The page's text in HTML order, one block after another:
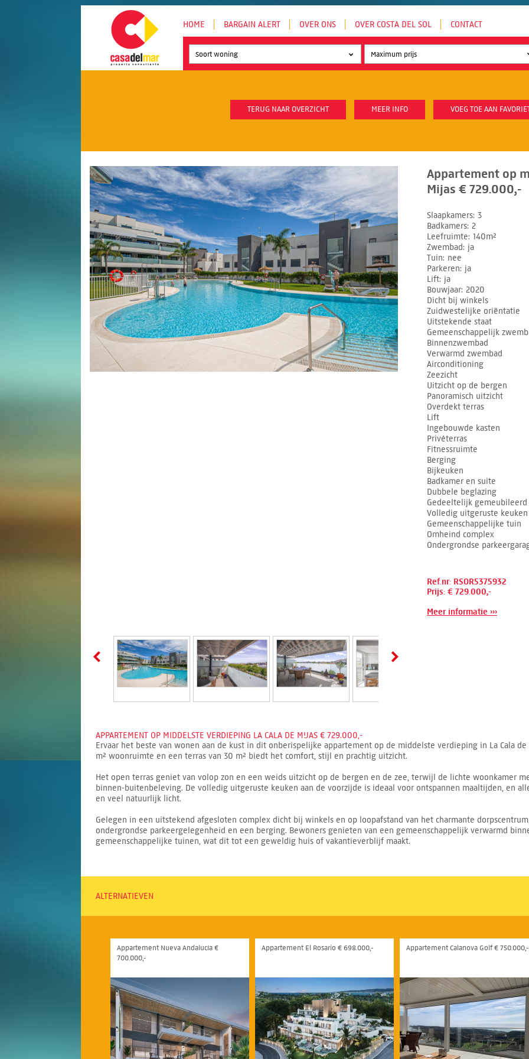
HOME BARGAIN ALERT OVER ONS OVER COSTA DEL SOL CONTACT
Soort woning
TERUG NAAR OVERZICHT MEER INFO VOEG TOE AAN
Appartement op
Mijas € 729.000,-
Slaapkamers 3
Badkamers 2
Leefruimte 140m²
Zwembad
ja
Tuin nee
Parkeren ja
Lift ja
Bouwjaar 2020
Dicht bij winkels
Zuidwestelijke oriëntatie
Uitstekende staat
Gemeenschappelijk
Binnenzwembad
Verwarmd zwembad
Airconditioning
Zeezicht
Uitzicht op de bergen
Panoramisch uitzicht
Overdekt terras
Lift
Ingebouwde kasten
Privéterras
Fitnessruimte
Berging
Bijkeuken
Badkamer en suite
Dubbele beglazing
Gedeeltelijk gemeubileerd
Volledig uitgeruste keuken
Gemeenschappelijke tuin
Omheind complex
Ondergrondse
Ref.nr: RSOR5375932
Prijs: € 729.000,-
Meer informatie ›››
APPARTEMENT OP MIDDELSTE VERDIEPING LA CALA DE MIJAS € 729.000,-
Ervaar het beste van wonen aan de kust in dit onberispelijke appartement op de middelste verdieping in La Cala de
m² woonruimte en een terras van 30 m² biedt het comfort, stijl en prachtig uitzicht.
Het open terras geniet van volop zon en een weids uitzicht op de bergen en de zee, terwijl de lichte woonkamer
binnen-buitenbeleving. De volledig uitgeruste keuken aan de voorzijde is ideaal voor ontspannen maaltijden, en
en veel natuurlijk licht.
Gelegen in een uitstekend afgesloten complex dicht bij winkels en op loopafstand van het charmante
ondergrondse parkeergelegenheid en een berging. Bewoners genieten van een gemeenschappelijk verwarmd
gemeenschappelijke tuinen, wat dit tot een geweldig huis of vakantieverblijf maakt.
ALTERNATIEVEN
Appartement Nueva Andalucía €
700.000,-
Appartement El Rosario € 698.000,- Appartement Calanova Golf € 750.000,-